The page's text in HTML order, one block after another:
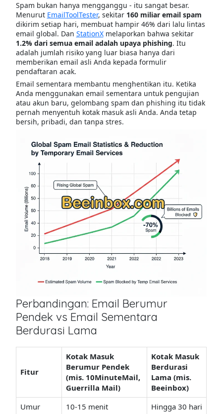
Spam bukan hanya mengganggu - itu sangat besar.
Menurut EmailToolTester, sekitar 160 miliar email spam
dikirim setiap hari, membuat hampir 46% dari lalu lintas
email global. Dan StationXmelaporkan bahwa sekitar
1.2% dari semua email adalah upaya phishing. Itu
adalah jumlah risiko yang luar biasa hanya dari
memberikan email asli Anda kepada formulir
pendaftaran acak.
Email sementara membantu menghentikan itu. Ketika
Anda menggunakan email sementara untuk pengujian
atau akun baru, gelombang spam dan phishing itu tidak
pernah menyentuh kotak masuk asli Anda. Anda tetap
bersih, pribadi, dan tanpa stres.
Perbandingan: Email Berumur
Pendek vs Email Sementara
Berdurasi Lama
Fitur
Kotak Masuk
Berumur Pendek
(mis. 10MinuteMail,
Guerrilla Mail)
Kotak Masuk
Berdurasi
Lama (mis.
Beeinbox)
Umur
10-15 menit Hingga 30 hari